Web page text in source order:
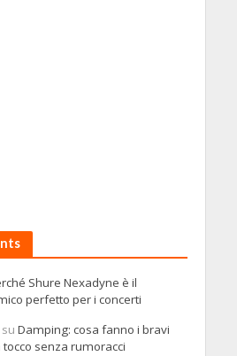
Shure Nexadyne è il
perfetto per i concerti
su Damping: cosa fanno i bravi
senza rumoracci